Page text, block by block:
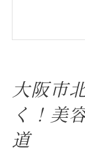
先輩
地域
大阪市
く！美
道